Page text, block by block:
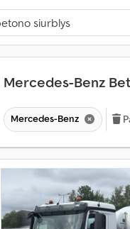
Mercedes-Benz
Mercedes-Benz